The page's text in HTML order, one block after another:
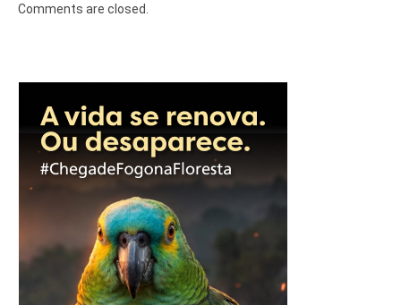
Comments are closed.